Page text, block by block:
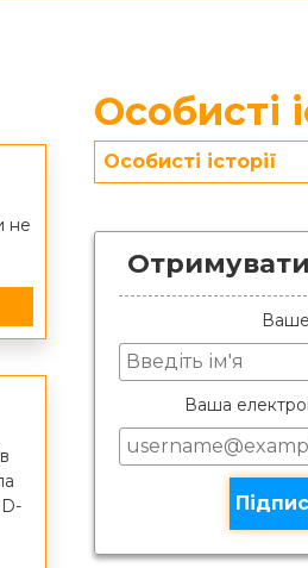
не
Особисті
Особисті історії
Ваше
Ваша